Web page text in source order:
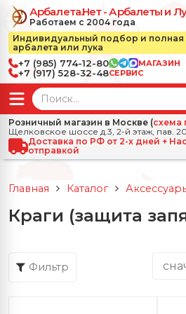
Арбалета.Нет - Арбалеты и
Работаем с 2004 года
Индивидуальный подбор и полная
арбалета или лука
+7 (985) 774-12-80 МАГАЗИН
+7 (917) 528-32-48СЕРВИС
Розничный магазин в Москве (схема
Щелковское шоссе д.3, 2-й этаж, пав.
Доставка по РФ от 2-х дней +
отправкой
← Назад
Арбалеты
Арбалеты для отдыха
✕
боеприпасы ✕
Главная Каталог
Краги (защита
Фильтр